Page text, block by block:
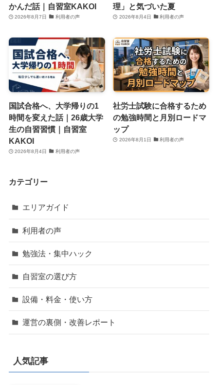
かんだ話｜自習室KAKOI
2026年8月7日 利用者の声
理」と気づいた夏
2026年8月4日 利用者の声
国試合格へ、大学帰りの1
時間を変えた話｜26歳大学
生の自習習慣｜自習室
KAKOI
2026年8月4日 利用者の声
社労士試験に合格するため
の勉強時間と月別ロードマ
ップ
2026年8月1日 利用者の声
カテゴリー
エリアガイド
利用者の声
勉強法・集中ハック
自習室の選び方
設備・料金・使い方
運営の裏側・改善レポート
人気記事